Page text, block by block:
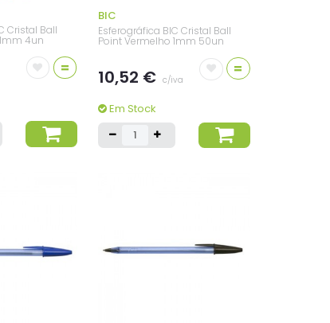
Cristal Ball
4un
=
BIC
Esferográfica BIC Cristal Ball
Point Vermelho 1mm 50un
10,52 € c/iva
=
Em Stock